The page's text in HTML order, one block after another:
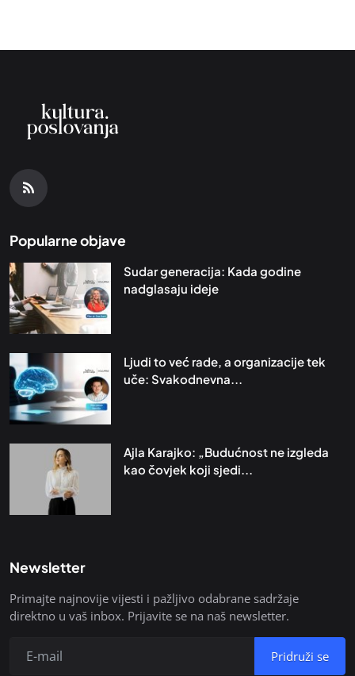
Popularne objave
Sudar generacija: Kada godine
nadglasaju ideje
Ljudi to već rade, a organizacije tek
uče: Svakodnevna...
Ajla Karajko: „Budućnost ne izgleda
kao čovjek koji sjedi...
Newsletter
Primajte najnovije vijesti i pažljivo odabrane sadržaje
direktno u vaš inbox. Prijavite se na naš newsletter.
Pridruži se